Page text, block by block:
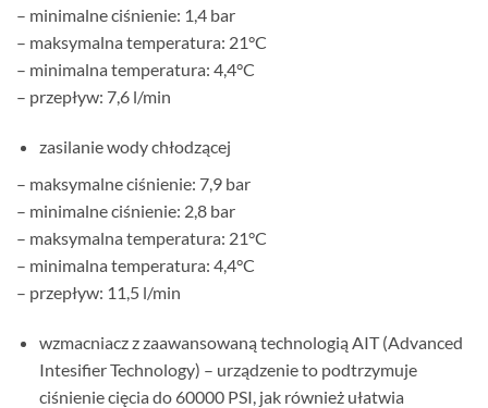
– minimalne ciśnienie: 1,4 bar
– maksymalna temperatura: 21°C
– minimalna temperatura: 4,4°C
– przepływ: 7,6 l/min
zasilanie wody chłodzącej
– maksymalne ciśnienie: 7,9 bar
– minimalne ciśnienie: 2,8 bar
– maksymalna temperatura: 21°C
– minimalna temperatura: 4,4°C
– przepływ: 11,5 l/min
wzmacniacz z zaawansowaną technologią AIT (Advanced
Intesifier Technology) – urządzenie to podtrzymuje
ciśnienie cięcia do 60000 PSI, jak również ułatwia